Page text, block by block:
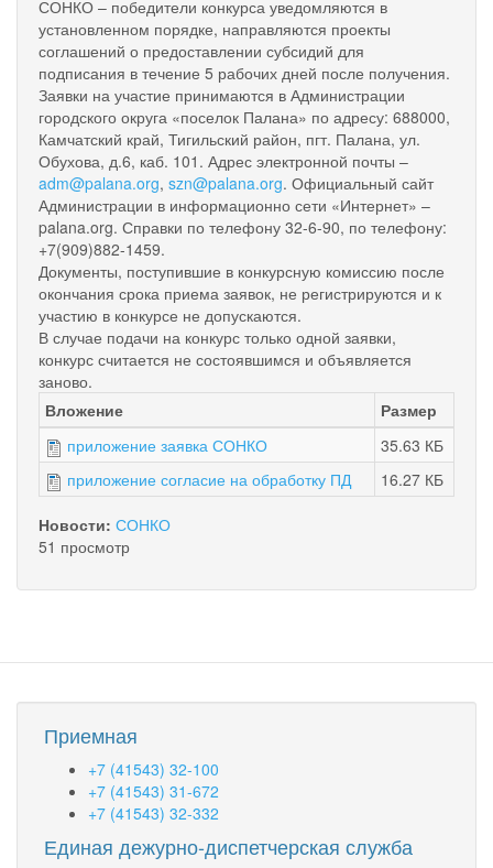
СОНКО – победители конкурса уведомляются в
установленном порядке, направляются проекты
соглашений о предоставлении субсидий для
подписания в течение 5 рабочих дней после получения.
Заявки на участие принимаются в Администрации
городского округа «поселок Палана» по адресу: 688000,
Камчатский край, Тигильский район, пгт. Палана, ул.
Обухова, д.6, каб. 101. Адрес электронной почты –
adm@palana.org, szn@palana.org. Официальный сайт
Администрации в информационно сети «Интернет» –
palana.org. Справки по телефону 32-6-90, по телефону:
+7(909)882-1459.
Документы, поступившие в конкурсную комиссию после
окончания срока приема заявок, не регистрируются и к
участию в конкурсе не допускаются.
В случае подачи на конкурс только одной заявки,
конкурс считается не состоявшимся и объявляется
заново.
Вложение
Размер
приложение заявка СОНКО
35.63 КБ
приложение согласие на обработку ПД
16.27 КБ
Новости: СОНКО
51 просмотр
Приемная
+7 (41543) 32-100
+7 (41543) 31-672
+7 (41543) 32-332
Единая дежурно-диспетчерская служба